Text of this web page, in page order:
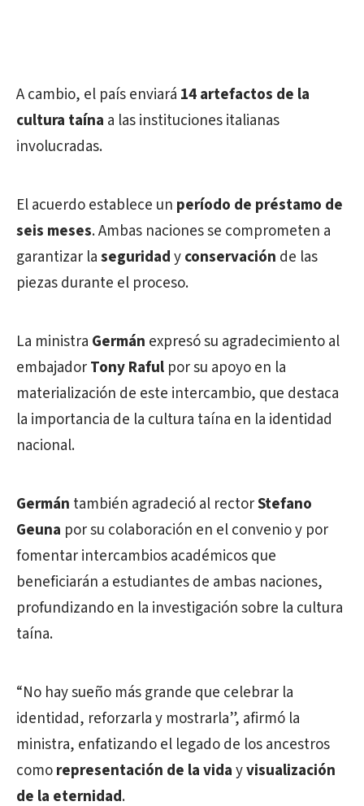
A cambio, el país enviará 14 artefactos de la
cultura taína a las instituciones italianas
involucradas.
El acuerdo establece un período de préstamo de
seis meses. Ambas naciones se comprometen a
garantizar laseguridadyconservación de las
piezas durante el proceso.
La ministra Germán expresó su agradecimiento al
embajadorTony Raful por su apoyo en la
materialización de este intercambio, que destaca
la importancia de la cultura taína en la identidad
nacional.
Germán también agradeció al rectorStefano
Geuna por su colaboración en el convenio y por
fomentar intercambios académicos que
beneficiarán a estudiantes de ambas naciones,
profundizando en la investigación sobre la cultura
taína.
“No hay sueño más grande que celebrar la
identidad, reforzarla y mostrarla”, afirmó la
ministra, enfatizando el legado de los ancestros
comorepresentación de la vidayvisualización
de la eternidad.